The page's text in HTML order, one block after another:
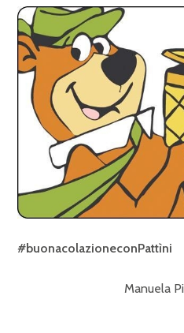
#buonacolazioneconPattìni
Manuela